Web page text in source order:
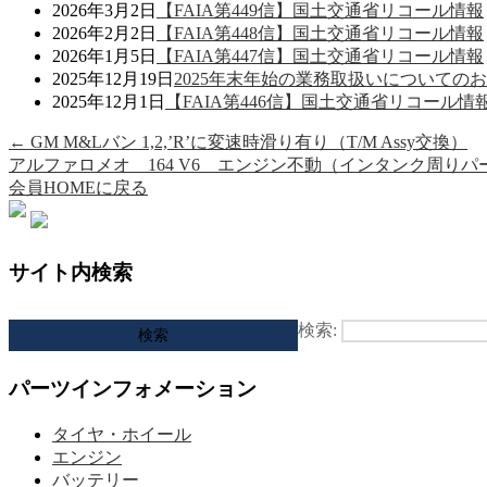
2026年3月2日
【FAIA第449信】国土交通省リコール情報
2026年2月2日
【FAIA第448信】国土交通省リコール情報
2026年1月5日
【FAIA第447信】国土交通省リコール情報
2025年12月19日 2025年末年始の業務取扱いについての
2025年12月1日
【FAIA第446信】国土交通省リコール情
← GM M&Lバン 1,2,’R’に変速時滑り有り（T/M Assy交換）
アルファロメオ 164 V6 エンジン不動（インタンク周りパ
会員HOMEに戻る
サイト内検索
検索:
パーツインフォメーション
タイヤ・ホイール
エンジン
バッテリー